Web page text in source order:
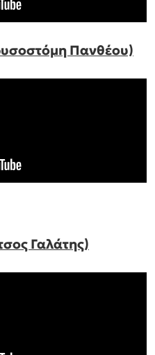
Πανθέου)
Γαλάτης)